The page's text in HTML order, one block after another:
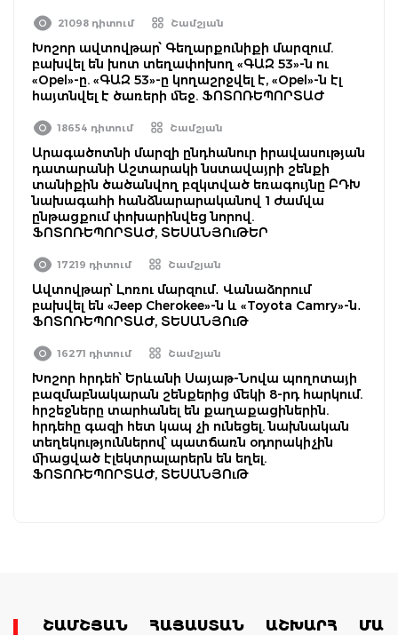
21098 դիտում Շամշյան
Խոշոր ավտովթար՝ Գեղարքունիքի մարզում.
բախվել են խոտ տեղափոխող «ԳԱԶ 53»-ն ու
«Opel»-ը. «ԳԱԶ 53»-ը կողաշրջվել է, «Opel»-ն էլ
հայտնվել է ծառերի մեջ. ՖՈՏՈՌԵՊՈՐՏԱԺ
18654 դիտում Շամշյան
Արագածոտնի մարզի ընդհանուր իրավասության
դատարանի Աշտարակի նստավայրի շենքի
տանիքին ծածանվող բզկտված եռագույնը ԲԴԽ
նախագահի հանձնարարականով 1 ժամվա
ընթացքում փոխարինվեց նորով.
ՖՈՏՈՌԵՊՈՐՏԱԺ, ՏԵՍԱՆՅՈւԹԵՐ
17219 դիտում Շամշյան
Ավտովթար՝ Լոռու մարզում․ Վանաձորում
բախվել են «Jeep Cherokee»-ն և «Toyota Camry»-ն․
ՖՈՏՈՌԵՊՈՐՏԱԺ, ՏԵՍԱՆՅՈւԹ
16271 դիտում Շամշյան
Խոշոր հրդեհ՝ Երևանի Սայաթ-Նովա պողոտայի
բազմաբնակարան շենքերից մեկի 8-րդ հարկում.
հրշեջները տարհանել են քաղաքացիներին.
հրդեհը գազի հետ կապ չի ունեցել. նախնական
տեղեկություններով՝ պատճառն օդորակիչին
միացված էլեկտրալարերն են եղել.
ՖՈՏՈՌԵՊՈՐՏԱԺ, ՏԵՍԱՆՅՈւԹ
ՇԱՄՇՅԱՆ ՀԱՅԱՍՏԱՆ ԱՇԽԱՐՀ